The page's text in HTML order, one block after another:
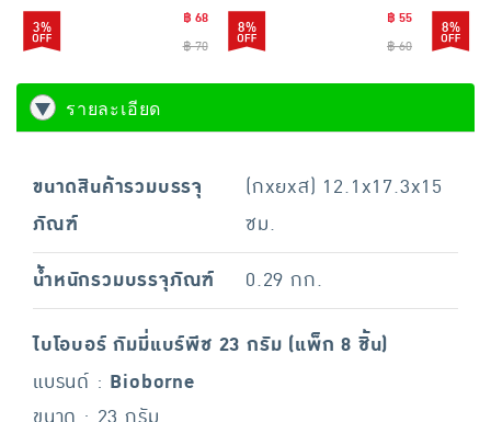
3%
฿ 68
฿ 70
8%
฿ 55
฿ 60
8%
รายละเอียด
ขนาดสินค้ารวมบรรจุ
ภัณฑ์
(กxยxส) 12.1x17.3x15
ซม.
น้ำหนักรวมบรรจุภัณฑ์
0.29 กก.
ไบโอบอร์ กัมมี่แบร์พีช 23 กรัม (แพ็ก 8 ชิ้น)
แบรนด์ : Bioborne